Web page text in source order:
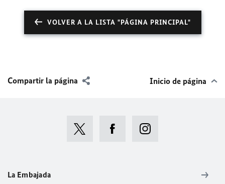
VOLVER A LA LISTA "PÁGINA PRINCIPAL"
Compartir la página Inicio de página
La Embajada